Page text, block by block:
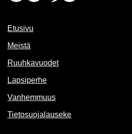
Etusivu
Meistä
Ruuhkavuodet
Lapsiperhe
Vanhemmuus
Tietosuojalauseke